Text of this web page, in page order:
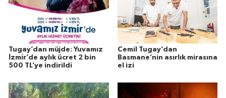
Tugay’dan müjde: Yuvamız
İzmir’de aylık ücret 2 bin
500 TL’ye indirildi
Cemil Tugay’dan
Basmane’nin asırlık mirasına
el izi